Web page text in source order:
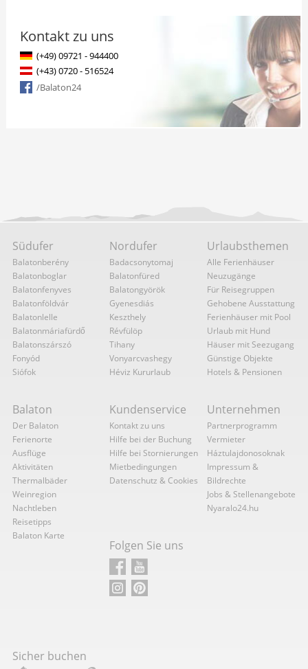
Kontakt zu uns
(+49) 09721 - 944400
(+43) 0720 - 516524
/Balaton24
Südufer
Balatonberény
Balatonboglar
Balatonfenyves
Balatonföldvár
Balatonlelle
Balatonmáriafürdő
Balatonszárszó
Fonyód
Siófok
Nordufer
Badacsonytomaj
Balatonfüred
Balatongyörök
Gyenesdiás
Keszthely
Révfülöp
Tihany
Vonyarcvashegy
Héviz Kururlaub
Urlaubsthemen
Alle Ferienhäuser
Neuzugänge
Für Reisegruppen
Gehobene Ausstattung
Ferienhäuser mit Pool
Urlaub mit Hund
Häuser mit Seezugang
Günstige Objekte
Hotels & Pensionen
Balaton
Der Balaton
Ferienorte
Ausflüge
Aktivitäten
Thermalbäder
Weinregion
Nachtleben
Reisetipps
Balaton Karte
Kundenservice
Kontakt zu uns
Hilfe bei der Buchung
Hilfe bei Stornierungen
Mietbedingungen
Datenschutz & Cookies
Unternehmen
Partnerprogramm
Vermieter
Háztulajdonosoknak
Impressum &
Bildrechte
Jobs & Stellenangebote
Nyaralo24.hu
Folgen Sie uns
Sicher buchen